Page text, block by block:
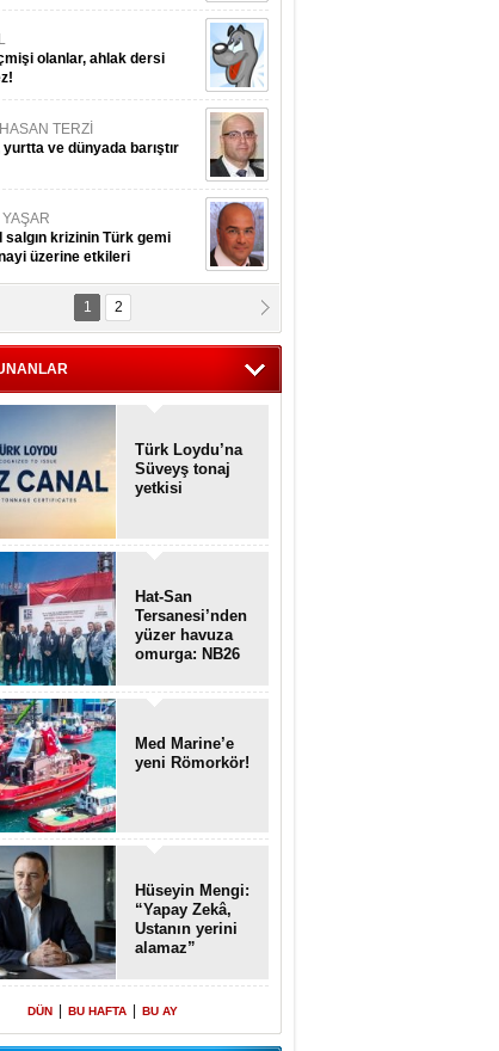
olanlar, ahlak dersi
TERZİ
yurtta ve dünyada barıştır
salgın krizinin Türk gemi
üzerine etkileri
AZMİ GÖKSOY
1 2
Türk Loydu’na
Süveyş tonaj
yetkisi
Hat-San
Tersanesi’nden
yüzer havuza
omurga: NB26
Med Marine’e
yeni Römorkör!
Hüseyin Mengi:
“Yapay Zekâ,
Ustanın yerini
alamaz”
DÜN BU HAFTA BU AY